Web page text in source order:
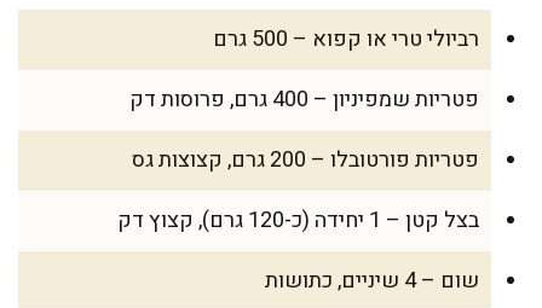
רביולי טרי או קפוא – 500 גרם
פטריות שמפיניון – 400 גרם, פרוסות דק
פטריות פורטובלו – 200 גרם, קצוצות גס
בצל קטן – 1 יחידה (כ-120 גרם), קצוץ דק
שום – 4 שיניים, כתושות